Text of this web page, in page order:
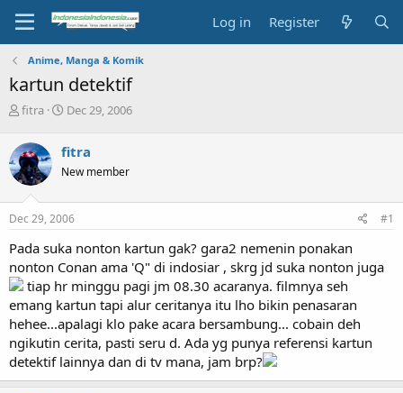
Log in Register
Anime, Manga & Komik
kartun detektif
T
r
e
a
d
s
t
r
t
e
r
fitra
S
r
t
a
t
Dec 29, 2006
fitra
New member
Dec 29, 2006 #1
Pada suka nonton kartun gak? gara2 nemenin ponakan
nonton Conan ama 'Q" di indosiar , skrg jd suka nonton juga
tiap hr minggu pagi jm 08.30 acaranya. filmnya seh
emang kartun tapi alur ceritanya itu lho bikin penasaran
hehee...apalagi klo pake acara bersambung... cobain deh
ngikutin cerita, pasti seru d. Ada yg punya referensi kartun
detektif lainnya dan di tv mana, jam brp?